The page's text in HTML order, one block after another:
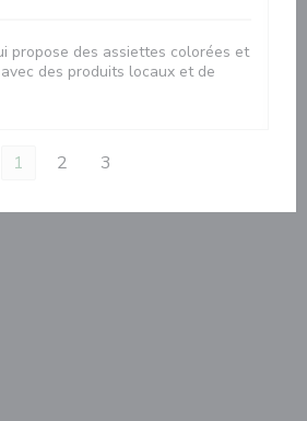
propose des assiettes colorées et
des produits locaux et de
1 2 3